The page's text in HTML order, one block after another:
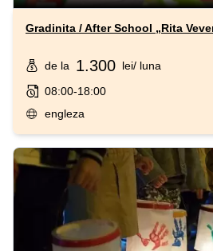
Gradinita / After School „Rita
de la 1.300 lei/ luna
08:00-18:00
engleza